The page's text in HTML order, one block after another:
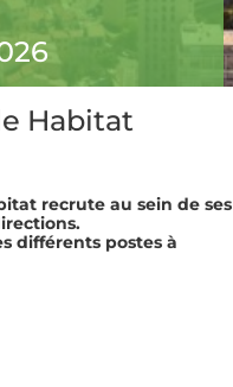
Habitat
recrute au sein de ses
différents postes à